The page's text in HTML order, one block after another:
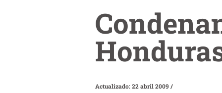
Actualizado: 22 abril 2009/